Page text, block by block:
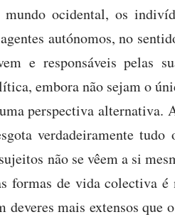
ocidental, os
autónomos, no
e responsáveis pelas
embora não sejam o
perspectiva
verdadeiramente tudo
não se vêem a si
formas de vida colectiva é
deveres mais extensos